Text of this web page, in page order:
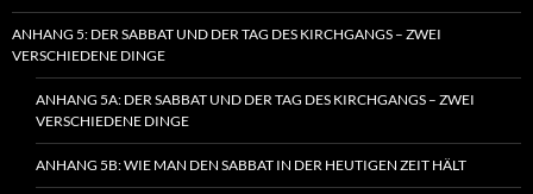
ANHANG 5: DER SABBAT UND DER TAG DES KIRCHGANGS – ZWEI
VERSCHIEDENE DINGE
ANHANG 5A: DER SABBAT UND DER TAG DES KIRCHGANGS – ZWEI
VERSCHIEDENE DINGE
ANHANG 5B: WIE MAN DEN SABBAT IN DER HEUTIGEN ZEIT HÄLT